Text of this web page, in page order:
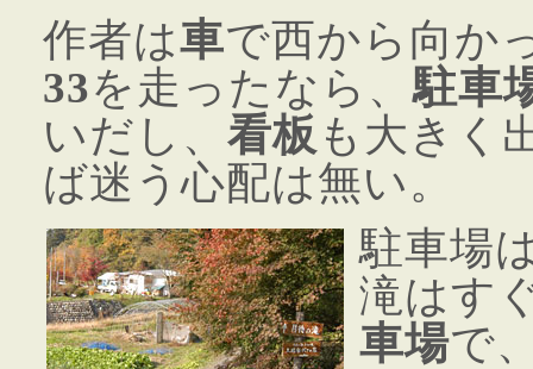
作者は車で西から向か
33を走ったなら、駐車
いだし、 看板 も大きく
ば迷う心配は無い。
駐車場
滝はす
車場で